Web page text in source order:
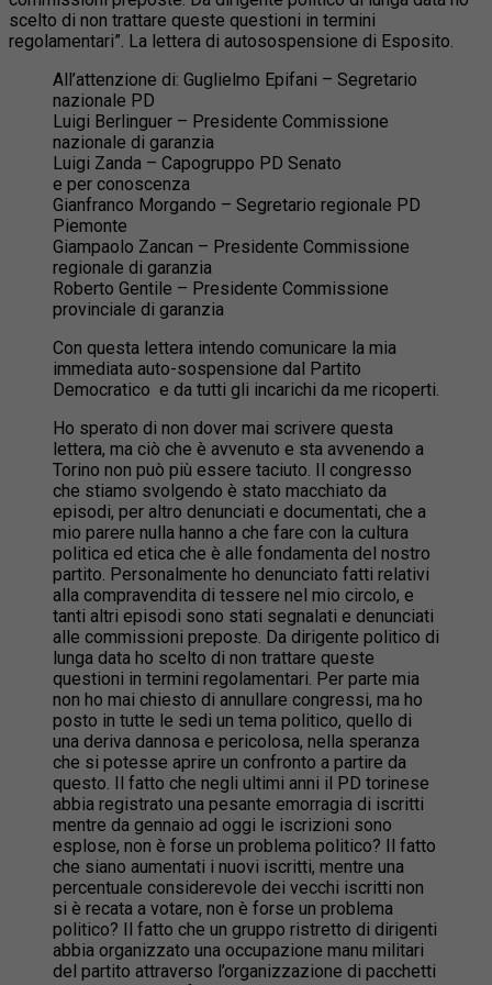
scelto di non trattare queste questioni in termini
regolamentari”. La lettera di autosospensione di Esposito.
All’attenzione di: Guglielmo Epifani – Segretario
nazionale PD
Luigi Berlinguer – Presidente Commissione
nazionale di garanzia
Luigi Zanda – Capogruppo PD Senato
e per conoscenza
Gianfranco Morgando – Segretario regionale PD
Piemonte
Giampaolo Zancan – Presidente Commissione
regionale di garanzia
Roberto Gentile – Presidente Commissione
provinciale di garanzia
Con questa lettera intendo comunicare la mia
immediata auto-sospensione dal Partito
Democratico e da tutti gli incarichi da me ricoperti.
Ho sperato di non dover mai scrivere questa
lettera, ma ciò che è avvenuto e sta avvenendo a
Torino non può più essere taciuto. Il congresso
che stiamo svolgendo è stato macchiato da
episodi, per altro denunciati e documentati, che a
mio parere nulla hanno a che fare con la cultura
politica ed etica che è alle fondamenta del nostro
partito. Personalmente ho denunciato fatti relativi
alla compravendita di tessere nel mio circolo, e
tanti altri episodi sono stati segnalati e denunciati
alle commissioni preposte. Da dirigente politico di
lunga data ho scelto di non trattare queste
questioni in termini regolamentari. Per parte mia
non ho mai chiesto di annullare congressi, ma ho
posto in tutte le sedi un tema politico, quello di
una deriva dannosa e pericolosa, nella speranza
che si potesse aprire un confronto a partire da
questo. Il fatto che negli ultimi anni il PD torinese
abbia registrato una pesante emorragia di iscritti
mentre da gennaio ad oggi le iscrizioni sono
esplose, non è forse un problema politico? Il fatto
che siano aumentati i nuovi iscritti, mentre una
percentuale considerevole dei vecchi iscritti non
si è recata a votare, non è forse un problema
politico? Il fatto che un gruppo ristretto di dirigenti
abbia organizzato una occupazione manu militari
del partito attraverso l’organizzazione di pacchetti